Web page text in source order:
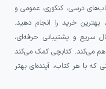
درسی، کنکوری، عمومی و
خرید را انجام دهید.
سریع و پشتیبانی حرفه‌ای،
می‌کند. کتابچی کمک می‌کند
که با هر کتاب، آینده‌ای بهتر